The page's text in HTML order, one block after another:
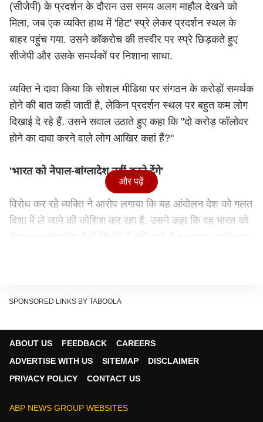
(सीजेपी) के प्रदर्शन के दौरान उस समय अलग माहौल देखने को
मिला, जब एक व्यक्ति हाथ में 'हिट' स्प्रे लेकर प्रदर्शन स्थल के
बाहर पहुंच गया. उसने कॉकरोच की तस्वीर पर स्प्रे छिड़कते हुए
सीजेपी और उसके समर्थकों पर निशाना साधा.
व्यक्ति ने दावा किया कि सोशल मीडिया पर संगठन के करोड़ों समर्थक
होने की बात कही जाती है, लेकिन प्रदर्शन स्थल पर बहुत कम लोग
दिखाई दे रहे हैं. उसने सवाल उठाते हुए कहा कि "दो करोड़ फॉलोवर
होने का दावा करने वाले लोग आखिर कहां हैं?"
'भारत को नेपाल-बांग्लादेश नहीं बनने देंगे'
विरोध कर रहे व्यक्ति ने आरोप लगाया कि यह आंदोलन देश को गलत
दिशा में ले जाने की कोशिश कर रहा है. उसने कहा कि वह भारत को
Continues below advertisement
और पढ़ें
SPONSORED LINKS BY TABOOLA
ABOUT US FEEDBACK
CAREERS
ADVERTISE WITH US
SITEMAP
DISCLAIMER
PRIVACY POLICY
CONTACT US
ABP NEWS GROUP WEBSITES